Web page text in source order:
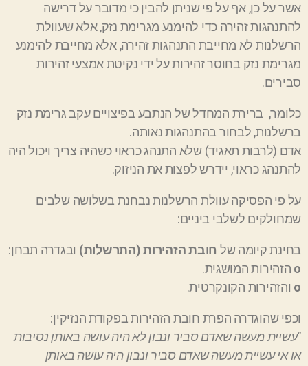
אשר על כן, אף על פי שניתן להבין כי מדובר על דרישה
להתנהגות זהירה כדי להימנע מגרימת נזק, אלא שעוולת
הרשלנות לא מחייבת התנהגות זהירה, אלא מחייבת להימנע
מגרימת נזק בחוסר זהירות על ידי נקיטת אמצעי זהירות
סבירים.
כלומר, ברירת המחדל של הנתבע בפיצויים עקב גרימת נזק
ברשלנות, לבחור בהתנהגות נאותה.
אדם (לרבות תאגיד) שלא התנהג כראוי כשהיה צריך ויכול היה
להתנהג כראוי, יידרש לפצות את הניזוק.
על פי הפסיקה עוולת הרשלנות נבחנת בשלושה שלבים
שמחולקים לשלבי ביניים:
בחינת קיומה שלחובת הזהירות(התרשלות)ובגדרה תבחן:
οהזהירות המושגית.
οוהזהירות הקונקרטית.
וכפי שהוגדרה הפרת חובת הזהירות בפקודתהנזיקין:
"עשיית מעשה שאדם סביר ונבון לא היה עושה באותן נסיבות
או אי עשיית מעשה שאדם סביר ונבון היה עושה באותן